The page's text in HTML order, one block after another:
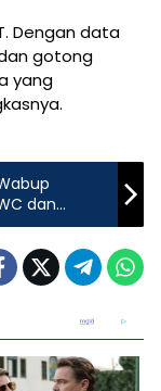
Dengan data
gotong
yang
dan